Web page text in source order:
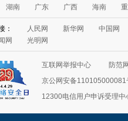
湖南 广东 广西 海南
： 人民网 新华网
中国网
网
光明网
互联网举报中心
防范
京公网安备110105000081
12300电信用户申诉受理中